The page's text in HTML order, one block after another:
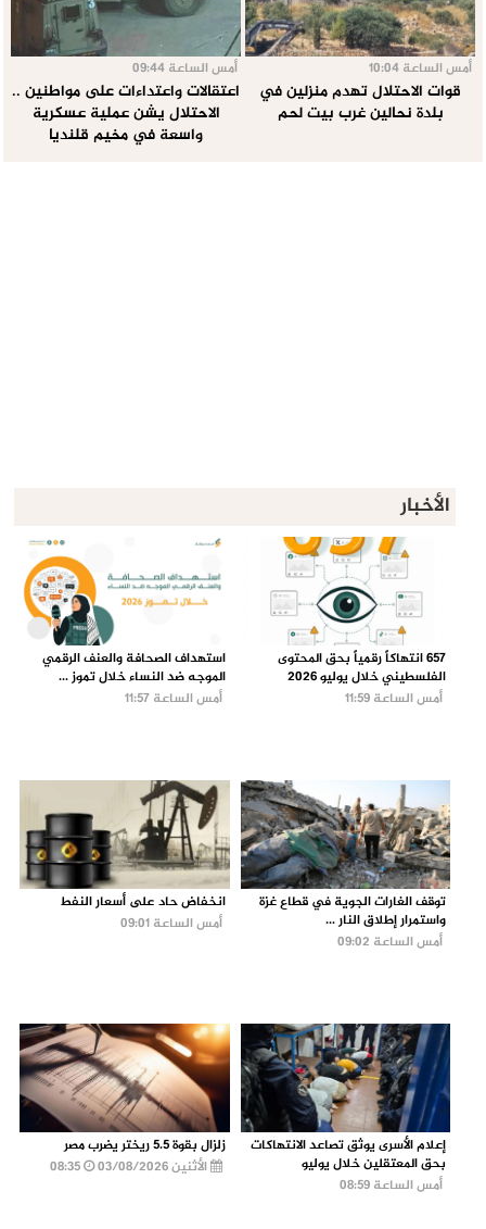
أمس الساعة 10:04
قوات الاحتلال تهدم منزلين في
بلدة نحالين غرب بيت لحم
أمس الساعة 09:44
اعتقالات واعتداءات على مواطنين ..
الاحتلال يشن عملية عسكرية
واسعة في مخيم قلنديا
الأخبار
657 انتهاكاً رقمياً بحق المحتوى
الفلسطيني خلال يوليو 2026
أمس الساعة 11:59
استهداف الصحافة والعنف الرقمي
الموجه ضد النساء خلال تموز ...
أمس الساعة 11:57
توقف الغارات الجوية في قطاع غزة
واستمرار إطلاق النار ...
أمس الساعة 09:02
انخفاض حاد على أسعار النفط
أمس الساعة 09:01
إعلام الأسرى يوثق تصاعد الانتهاكات
بحق المعتقلين خلال يوليو
أمس الساعة 08:59
زلزال بقوة 5.5 ريختر يضرب مصر
الأثنين 03/08/2026
08:35